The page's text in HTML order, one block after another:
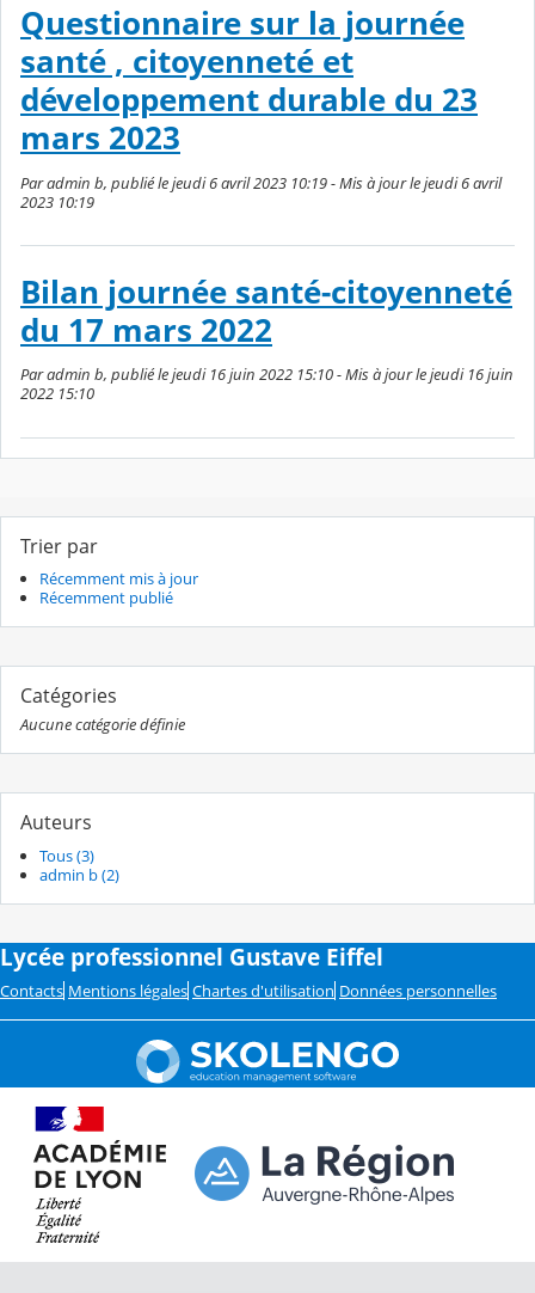
Questionnaire sur la journée
santé , citoyenneté et
développement durable du 23
mars 2023
Par admin b, publié le jeudi 6 avril 2023 10:19 - Mis à jour le jeudi 6 avril
2023 10:19
Bilan journée santé-citoyenneté
du 17 mars 2022
Par admin b, publié le jeudi 16 juin 2022 15:10 - Mis à jour le jeudi 16 juin
2022 15:10
Trier par
Récemment mis à jour
Récemment publié
Catégories
Aucune catégorie définie
Auteurs
Tous (3)
admin b (2)
Lycée professionnel Gustave Eiffel
Contacts Mentions légales Chartes d'utilisation Données personnelles